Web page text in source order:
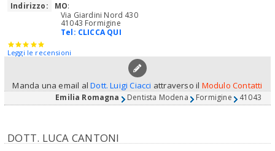
Indirizzo:
MO:
Via Giardini Nord 430
41043 Formigine
Tel: CLICCA QUI
Leggi le recensioni
Manda una email alDott. Luigi Ciacci attraverso il Modulo Contatti
Emilia Romagna Dentista Modena Formigine 41043
DOTT. LUCA CANTONI